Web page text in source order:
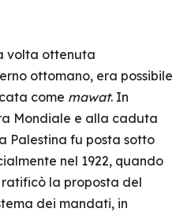
volta ottenuta
ottomano, era possibile
come mawat. In
Mondiale e alla caduta
Palestina fu posta sotto
nel 1922, quando
la proposta del
dei mandati, in